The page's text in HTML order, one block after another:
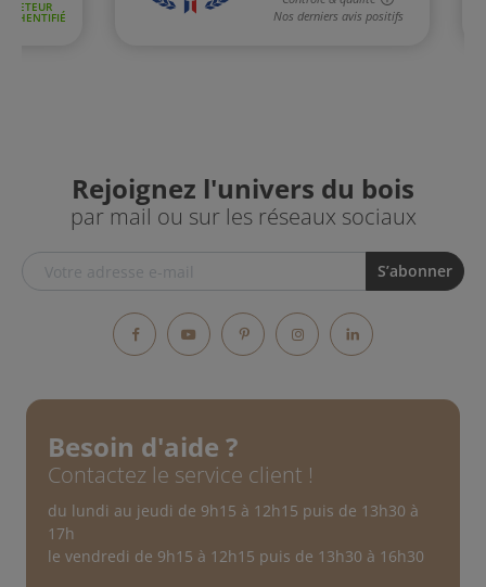
Rejoignez l'univers du bois
par mail ou sur les réseaux sociaux
FacebookYouTubePinterestInstagramLinkedIn
Besoin d'aide ?
Contactez le service client !
du lundi au jeudi de 9h15 à 12h15 puis de 13h30 à
17h
le vendredi de 9h15 à 12h15 puis de 13h30 à 16h30